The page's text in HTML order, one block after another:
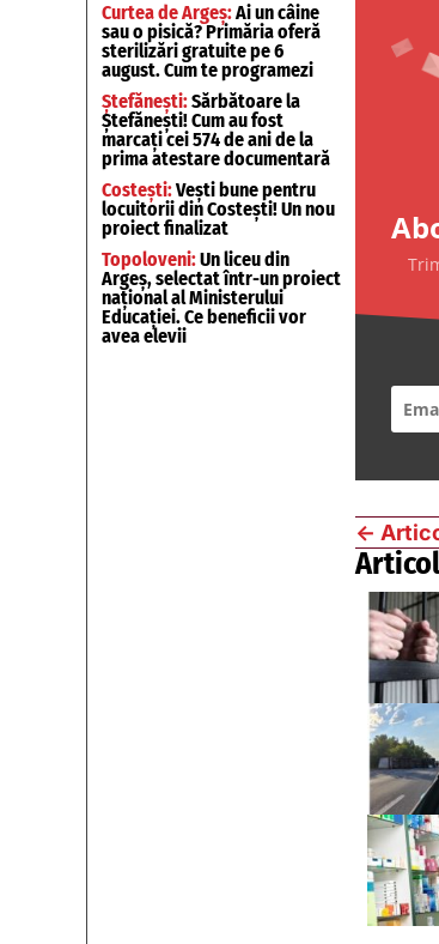
Curtea de Argeș:Ai un câine
sau o pisică? Primăria oferă
sterilizări gratuite pe 6
august. Cum te programezi
Ștefănești:Sărbătoare la
Ștefănești! Cum au fost
marcați cei 574 de ani de la
prima atestare documentară
Costești:Vești bune pentru
locuitorii din Costești! Un nou
proiect finalizat
Topoloveni:Un liceu din
Argeș, selectat într-un proiect
național al Ministerului
Educației. Ce beneficii vor
avea elevii
←